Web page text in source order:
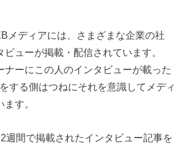
メディアには、さまざまな企業の社
ューが掲載・配信されています。
ナーにこの人のインタビューが載った
する側はつねにそれを意識してメディ
す。
週間で掲載されたインタビュー記事を